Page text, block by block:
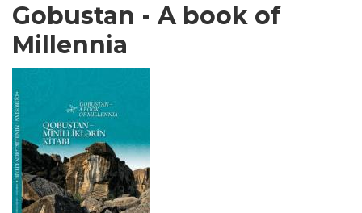
Gobustan - A book of
Millennia